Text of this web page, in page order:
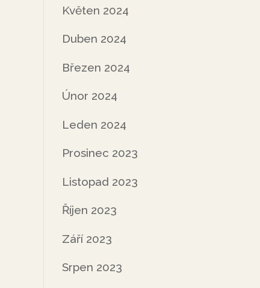
Květen 2024
Duben 2024
Březen 2024
Únor 2024
Leden 2024
Prosinec 2023
Listopad 2023
Říjen 2023
Září 2023
Srpen 2023